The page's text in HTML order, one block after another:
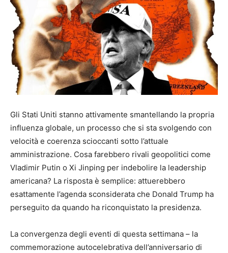
Gli Stati Uniti stanno attivamente smantellando la propria
influenza globale, un processo che si sta svolgendo con
velocità e coerenza scioccanti sotto l’attuale
amministrazione. Cosa farebbero rivali geopolitici come
Vladimir Putin o Xi Jinping per indebolire la leadership
americana? La risposta è semplice: attuerebbero
esattamente l’agenda sconsiderata che Donald Trump ha
perseguito da quando ha riconquistato la presidenza.
La convergenza degli eventi di questa settimana – la
commemorazione autocelebrativa dell’anniversario di